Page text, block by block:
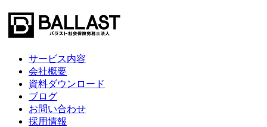
サービス内容
会社概要
資料ダウンロード
ブログ
お問い合わせ
採用情報